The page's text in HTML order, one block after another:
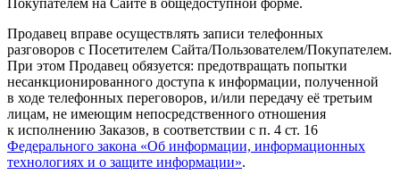
Продавец вправе осуществлять записи телефонных
разговоров с Посетителем Сайта/Пользователем/Покупателем.
При этом Продавец обязуется: предотвращать попытки
несанкционированного доступа к информации, полученной
в ходе телефонных переговоров, и/или передачу её третьим
лицам, не имеющим непосредственного отношения
к исполнению Заказов, в соответствии с п. 4 ст. 16
Федерального закона «Об информации, информационных
технологиях и о защите информации».